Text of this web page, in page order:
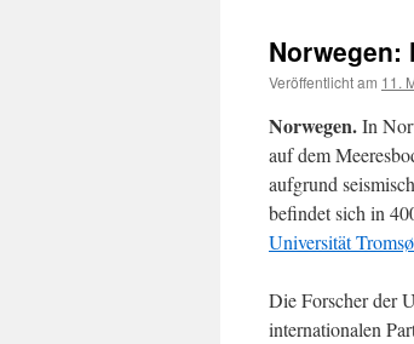
Norwegen:
Veröffentlicht am 11.
Norwegen.In
auf dem
aufgrund
befindet sich in
Universität
Die Forscher der
internationalen